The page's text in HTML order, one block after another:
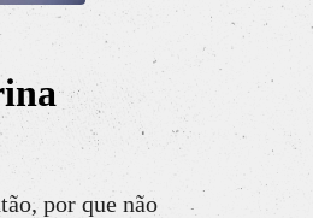
por que não